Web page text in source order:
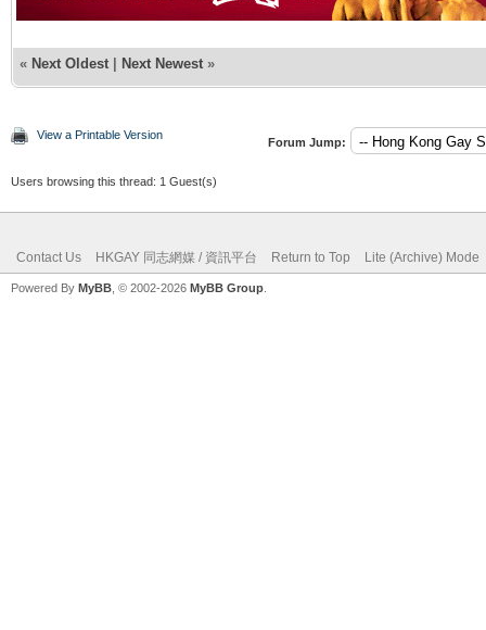
« Next Oldest | Next Newest »
View a Printable Version
Forum Jump:
Users browsing this thread: 1 Guest(s)
Contact Us HKGAY 同志網媒 / 資訊平台 Return to Top Lite (Archive) Mode
Powered By MyBB , © 2002-2026 MyBB Group